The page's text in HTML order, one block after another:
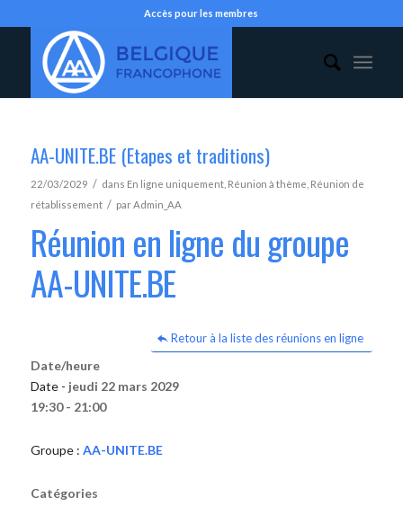
Accès pour les membres
AA-UNITE.BE (Etapes et traditions)
22/03/2029 / dans En ligne uniquement, Réunion à thème Réunion de
rétablissement / parAdmin_AA
Réunion en ligne du groupe
AA-UNITE.BE
Retour à la liste des réunions en ligne
Date/heure
Date - jeudi 22 mars 2029
19:30 - 21:00
Groupe : AA-UNITE.BE
Catégories